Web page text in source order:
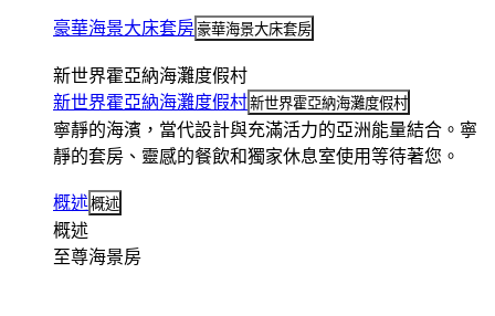
豪華海景大床套房豪華海景大床套房
新世界霍亞納海灘度假村
新世界霍亞納海灘度假村新世界霍亞納海灘度假村
寧靜的海濱，當代設計與充滿活力的亞洲能量結合。寧
靜的套房、靈感的餐飲和獨家休息室使用等待著您。
概述概述
概述
至尊海景房